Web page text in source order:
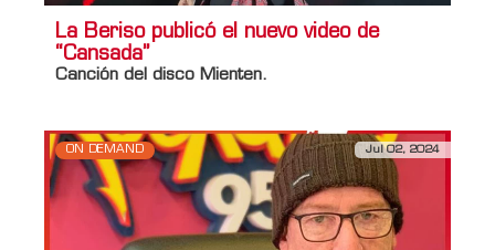
La Beriso publicó el nuevo video de
“Cansada”
Canción del disco Mienten.
ON DEMAND Jul 02, 2024